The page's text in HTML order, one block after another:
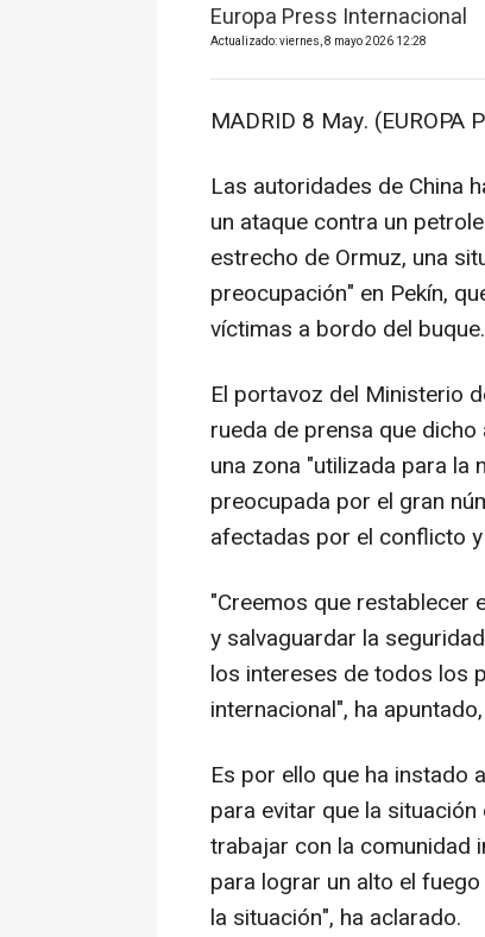
Europa Press Internacional
Actualizado: viernes, 8 mayo 2026 12:28
MADRID 8 May. (EUROPA
Las autoridades de China
un ataque contra un
estrecho de Ormuz, una
preocupación" en Pekín,
víctimas a bordo del buque.
El portavoz del Ministerio
rueda de prensa que
una zona "utilizada para la
preocupada por el gran
afectadas por el conflicto
"Creemos que restablecer
y salvaguardar la
los intereses de todos los
internacional", ha
Es por ello que ha instado
para evitar que la
trabajar con la comunidad
para lograr un alto el
la situación", ha aclarado.